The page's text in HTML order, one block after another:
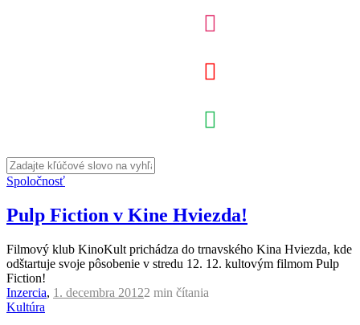
Spoločnosť
Pulp Fiction v Kine Hviezda!
Filmový klub KinoKult prichádza do trnavského Kina Hviezda, kde
odštartuje svoje pôsobenie v stredu 12. 12. kultovým filmom Pulp
Fiction!
Inzercia, 1. decembra 20122 min čítania
Kultúra